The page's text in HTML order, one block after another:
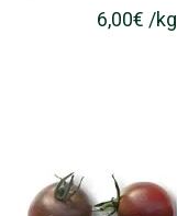
6,00€ /kg